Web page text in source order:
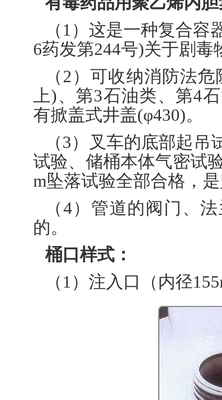
（1）这是一种复合
6药发第244号)关于剧
（2）可收纳消防法
上)、第3石油类、第4
有掀盖式井盖(φ430)。
（3）叉车的底部起
试验、储桶本体气密试
m坠落试验全部合格，
（4）管道的阀门、
的。
桶口样式：
（1）注入口（内径